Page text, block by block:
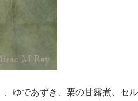
ゆであずき、栗の甘露煮、セ